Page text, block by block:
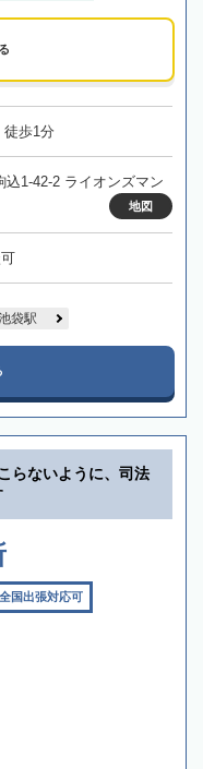
歩1分
1-42-2 ライオンズマン
地図
袋駅
らないように、司法
全国出張対応可